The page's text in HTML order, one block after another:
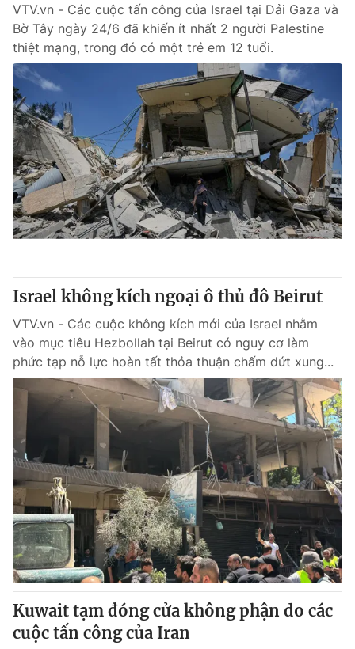
Liên hệ tòa soạn English
THỜI BÁO VTV
Theo dõi báo trên
Cơ quan chủ quản:Đài Truyền hình Việt Nam
Tổng Biên tập: Vũ Thanh Thủy
Phó Tổng Biên tập:Nguyễn Thị Mỹ Hạnh, Phạm Quốc Thắng,
Nguyễn Trọng Ninh
Tổng đài VTV: 024.38 355 931 - 024.38 355 932
Ðiện thoại Thời báo VTV:024.66 897 897
toasoan@vtv.vn
024-7300.7108
VTV.vn - Các cuộc tấn công của Israel tại Dải Gaza và
Bờ Tây ngày 24/6 đã khiến ít nhất 2 người Palestine
thiệt mạng, trong đó có một trẻ em 12 tuổi.
Israel không kích ngoại ô thủ đô Beirut
VTV.vn - Các cuộc không kích mới của Israel nhằm
vào mục tiêu Hezbollah tại Beirut có nguy cơ làm
phức tạp nỗ lực hoàn tất thỏa thuận chấm dứt xung...
Kuwait tạm đóng cửa không phận do các
cuộc tấn công của Iran